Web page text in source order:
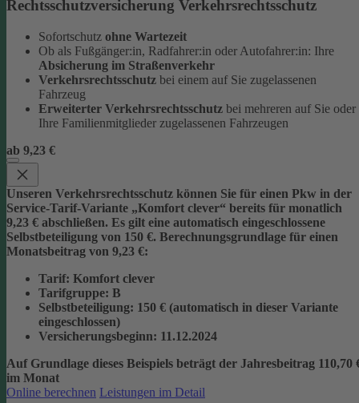
Rechtsschutzversicherung Verkehrsrechtsschutz
Sofortschutz ohne Wartezeit
Ob als Fußgänger:in, Radfahrer:in oder Autofahrer:in: Ihre
Absicherung im Straßenverkehr
Verkehrsrechtsschutz bei einem auf Sie zugelassenen
Fahrzeug
Erweiterter Verkehrsrechtsschutz bei mehreren auf Sie oder
Ihre Familienmitglieder zugelassenen Fahrzeugen
ab 9,23 €
Unseren Verkehrsrechtsschutz können Sie für einen Pkw in der
Service-Tarif-Variante „Komfort clever“ bereits für monatlich
9,23 € abschließen. Es gilt eine automatisch eingeschlossene
Selbstbeteiligung von 150 €. Berechnungsgrundlage für einen
Monatsbeitrag von 9,23 €:
Tarif: Komfort clever
Tarifgruppe: B
Selbstbeteiligung: 150 € (automatisch in dieser Variante
eingeschlossen)
Versicherungsbeginn: 11.12.2024
Auf Grundlage dieses Beispiels beträgt der Jahresbeitrag 110,70
im Monat
Online berechnen Leistungen im Detail